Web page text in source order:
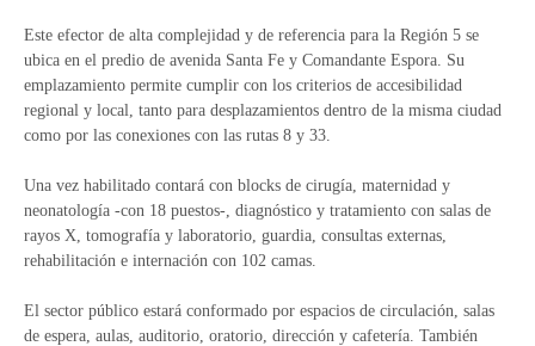
Este efector de alta complejidad y de referencia para la Región 5 se
ubica en el predio de avenida Santa Fe y Comandante Espora. Su
emplazamiento permite cumplir con los criterios de accesibilidad
regional y local, tanto para desplazamientos dentro de la misma ciudad
como por las conexiones con las rutas 8 y 33.
Una vez habilitado contará con blocks de cirugía, maternidad y
neonatología -con 18 puestos-, diagnóstico y tratamiento con salas de
rayos X, tomografía y laboratorio, guardia, consultas externas,
rehabilitación e internación con 102 camas.
El sector público estará conformado por espacios de circulación, salas
de espera, aulas, auditorio, oratorio, dirección y cafetería. También